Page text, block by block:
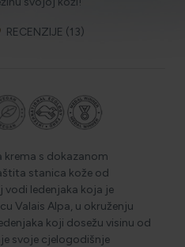
RECENZIJE (13)
krema s dokazanom
stanica kože od
vodi ledenjaka koja je
Valais Alpa, u okruženju
koji dosežu visinu od
svoje cjelogodišnje